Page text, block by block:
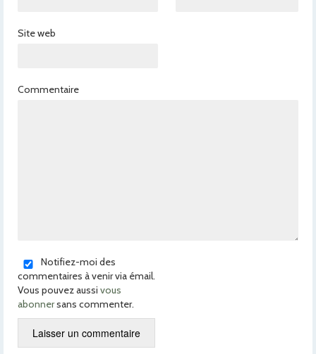
Site web
Commentaire
Notifiez-moi des
commentaires à venir via émail.
Vous pouvez aussi vous
abonnersans commenter.